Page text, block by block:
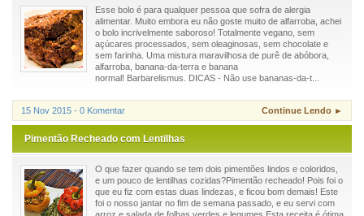
Esse bolo é para qualquer pessoa que sofra de alergia
alimentar. Muito embora eu não goste muito de alfarroba, achei
o bolo incrivelmente saboroso! Totalmente vegano, sem
açúcares processados, sem oleaginosas, sem chocolate e
sem farinha. Uma mistura maravilhosa de purê de abóbora,
alfarroba, banana-da-terra e banana
normal! Barbarelismus. DICAS - Não use bananas-da-t...
15 Nov 2015 - 0 Komentar Continue Lendo ►
Pimentão Recheado com Lentilhas
O que fazer quando se tem dois pimentões lindos e coloridos,
e um pouco de lentilhas cozidas?Pimentão recheado! Pois foi o
que eu fiz com estas duas lindezas, e ficou bom demais! Este
foi o nosso jantar no fim de semana passado, e eu servi com